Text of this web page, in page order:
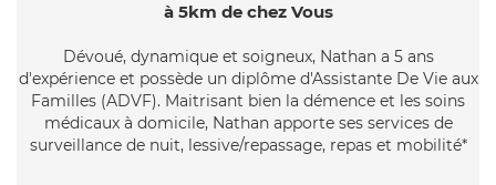
à 5km de chez Vous
Dévoué, dynamique et soigneux, Nathan a 5 ans
d'expérience et possède un diplôme d'Assistante De Vie aux
Familles (ADVF). Maitrisant bien la démence et les soins
médicaux à domicile, Nathan apporte ses services de
surveillance de nuit, lessive/repassage, repas et mobilité*